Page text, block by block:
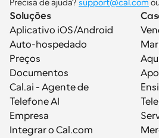
Precisa de ajuda? support@cal.com
Soluções
Aplicativo iOS/Android
Auto-hospedado
Preços
Documentos
Cal.ai - Agente de
Telefone AI
Empresa
Integrar o Cal.com